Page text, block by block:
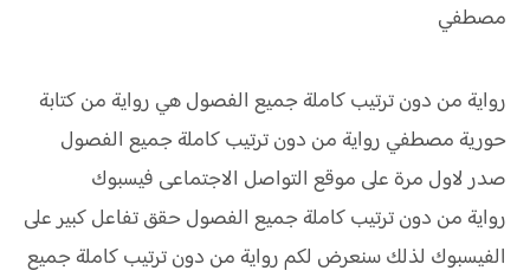
مصطفي
رواية من دون ترتيب كاملة جميع الفصول هي رواية من كتابة
حورية مصطفي رواية من دون ترتيب كاملة جميع الفصول
صدر لاول مرة على موقع التواصل الاجتماعى فيسبوك
رواية من دون ترتيب كاملة جميع الفصولحققتفاعل كبير على
الفيسبوك لذلك سنعرض لكمرواية من دون ترتيب كاملة جميع